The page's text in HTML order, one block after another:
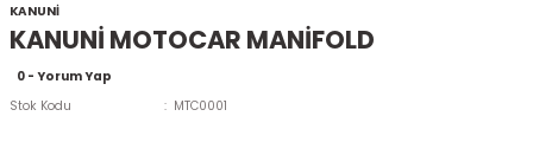
KANUNİ
KANUNİ MOTOCAR MANİFOLD
0 - Yorum Yap
Stok Kodu
MTC0001